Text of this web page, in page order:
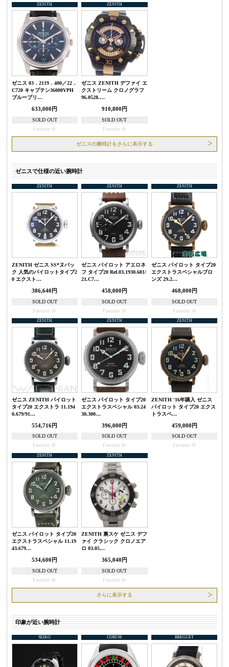
ZENITH
ゼニス 03．2119．400／22．
C720 キャプテン36000VPH
ブループリ…
633,000円
SOLD OUT
Favorite
ZENITH
ゼニス ZENITH デファイ エ
クストリーム クロノグラフ
96.0528.…
910,800円
SOLD OUT
Favorite
ゼニスの腕時計をさらに表示する
ゼニスで仕様の近い腕時計
ZENITH
ZENITH ゼニス SS*ヌバッ
ク 人気のパイロットタイプ2
0 エクスト…
386,640円
SOLD OUT
Favorite
ZENITH
ゼニス パイロット アエロネ
フ タイプ20 Ref.03.1930.681/
21.C7…
458,000円
SOLD OUT
Favorite
ZENITH
ゼニス パイロット タイプ20
エクストラスペシャルブロ
ンズ 29.2…
468,000円
SOLD OUT
Favorite
ZENITH
ゼニス ZENITH パイロット
タイプ20 エクストラ 11.194
0.679/91…
554,716円
SOLD OUT
Favorite
ZENITH
ゼニス パイロット タイプ20
エクストラスペシャル 03.24
30.300…
396,000円
SOLD OUT
Favorite
ZENITH
ZENITH ’16年購入 ゼニス
パイロット タイプ20 エクス
トラスペ…
459,000円
SOLD OUT
Favorite
ZENITH
ゼニス パイロット タイプ20
エクストラスペシャル 11.19
43.679…
534,600円
SOLD OUT
Favorite
ZENITH
ZENITH 裏スケ ゼニス デフ
ァイ クラシック クロノエア
ロ 03.05…
365,040円
SOLD OUT
Favorite
さらに表示する
印象が近い腕時計
SEIKO CORUM BREGUET